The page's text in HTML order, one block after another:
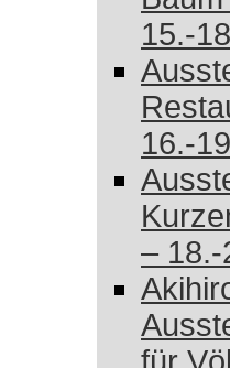
15.-
16.-
– 18.-